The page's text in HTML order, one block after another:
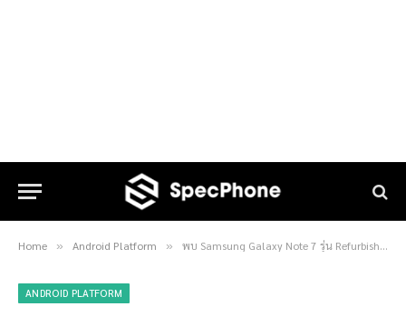
Home » Android Platform » พบ Samsung Galaxy Note 7 รุ่น Refurbished แก้ปัญหาแบตบึ้ม ใช้แบตเตอรี่ 3,200 mAh
ANDROID PLATFORM